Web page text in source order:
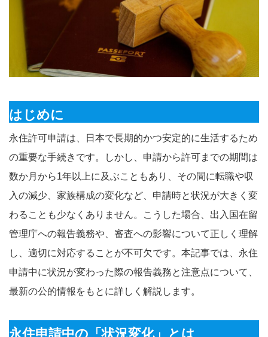
はじめに
永住許可申請は、日本で長期的かつ安定的に生活するため
の重要な手続きです。しかし、申請から許可までの期間は
数か月から1年以上に及ぶこともあり、その間に転職や収
入の減少、家族構成の変化など、申請時と状況が大きく変
わることも少なくありません。こうした場合、出入国在留
管理庁への報告義務や、審査への影響について正しく理解
し、適切に対応することが不可欠です。本記事では、永住
申請中に状況が変わった際の報告義務と注意点について、
最新の公的情報をもとに詳しく解説します。
永住申請中の「状況変化」とは